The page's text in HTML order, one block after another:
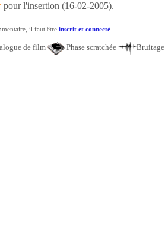
pour l'insertion (16-02-2005).
il faut être inscrit et connecté.
de film Phase scratchée Bruitage